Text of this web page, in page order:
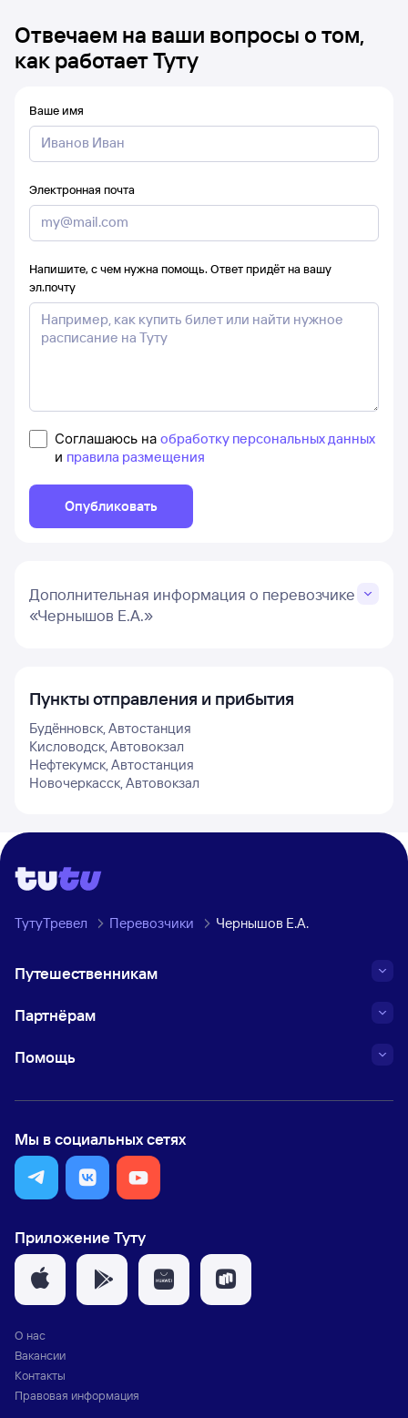
Отвечаем на ваши вопросы о том,
как работает Туту
Ваше имя
Электронная почта
Напишите, с чем нужна помощь. Ответ придёт на вашу
эл.почту
Соглашаюсь на обработку персональных данных
и правила размещения
Опубликовать
Дополнительная информация о перевозчике
«Чернышов Е.А.»
Пункты отправления и прибытия
Будённовск, Автостанция
Кисловодск, Автовокзал
Нефтекумск, Автостанция
Новочеркасск, Автовокзал
ТутуТревел Перевозчики Чернышов Е.А.
Путешественникам
Партнёрам
Помощь
Мы в социальных сетях
Приложение Туту
О нас
Вакансии
Контакты
Правовая информация